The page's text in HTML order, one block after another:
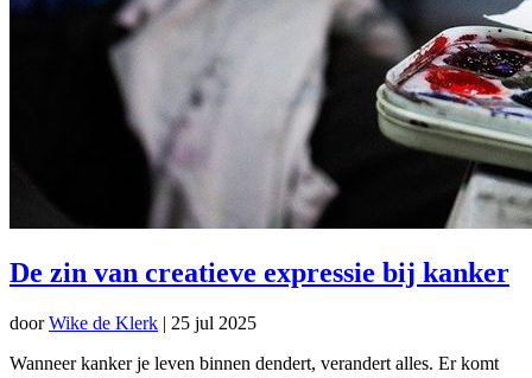
De zin van creatieve expressie bij kanker
doorWike de Klerk | 25 jul 2025
Wanneer kanker je leven binnen dendert, verandert alles. Er komt